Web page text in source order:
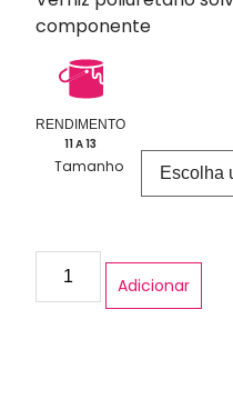
componente
RENDIMENTO
11 A 13
Tamanho
Adicionar